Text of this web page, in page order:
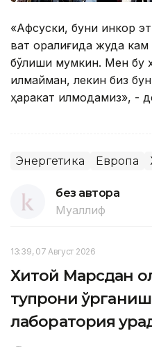
«Афсуски, буни инкор
вақт оралиғида жуда
бўлиши мумкин. Мен бу
қилмайман, лекин биз
ҳаракат қилмоқдамиз», -
Энергетика Европа
без автора
Муаллиф
13:39, 07 Август 2026
Хитой Марсдан
тупроқни
лаборатория